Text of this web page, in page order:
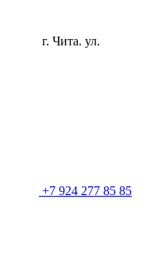
г. Чита. ул.
+7 924 277 85 85